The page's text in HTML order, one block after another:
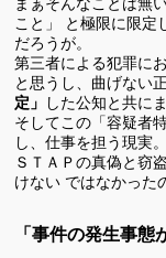
こと」 と極限に限定
だろうが。
第三者による犯罪に
と思うし、曲げない
定」
した公知と共に
そしてこの「容疑者
し、仕事を担う現実。
ＳＴＡＰの真偽と窃
けない ではなかった
「事件の発生事態